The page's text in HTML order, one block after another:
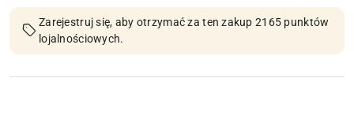
Zarejestruj się, aby otrzymać za ten zakup 2165 punktów
lojalnościowych.